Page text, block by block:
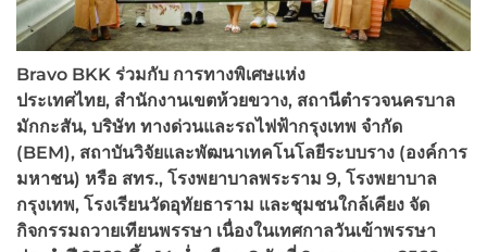
Bravo BKK ร่วมกับ การทางพิเศษแห่ง
ประเทศไทย, สำนักงานเขตห้วยขวาง, สถานีตำรวจนครบาล
มักกะสัน, บริษัท ทางด่วนและรถไฟฟ้ากรุงเทพ จำกัด
(BEM), สถาบันวิจัยและพัฒนาเทคโนโลยีระบบราง (องค์การ
มหาชน) หรือ สทร., โรงพยาบาลพระราม 9, โรงพยาบาล
กรุงเทพ, โรงเรียนวัดอุทัยธาราม และชุมชนใกล้เคียง จัด
กิจกรรมถวายเทียนพรรษา เนื่องในเทศกาลวันเข้าพรรษา